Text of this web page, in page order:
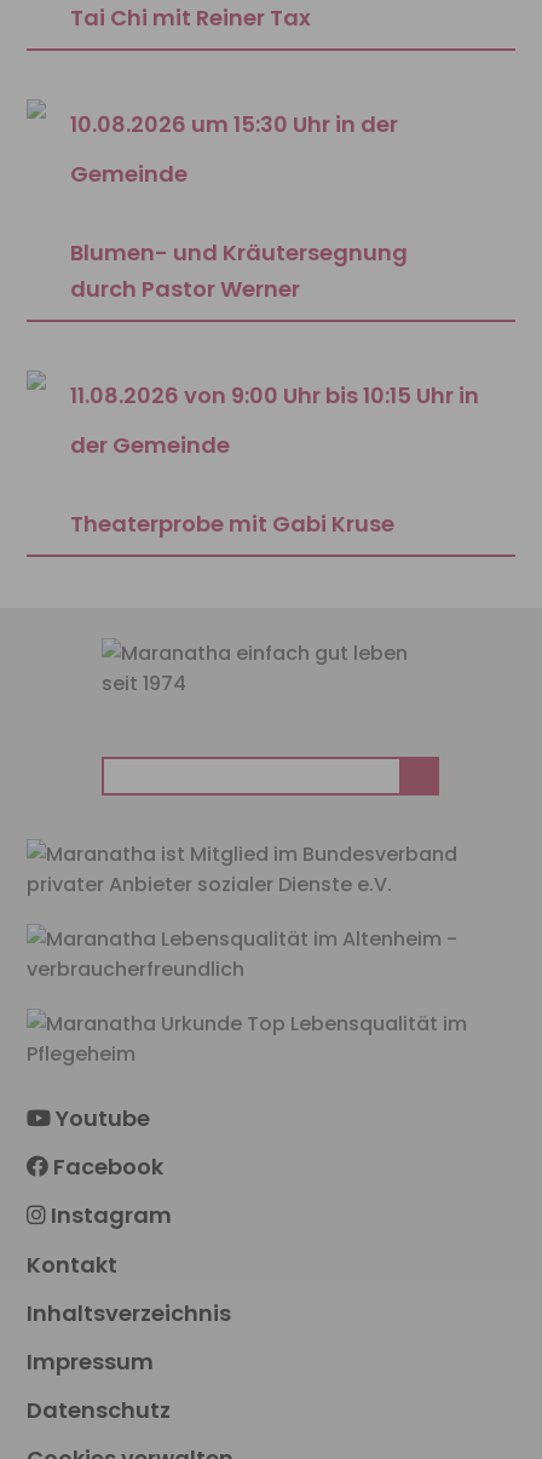
Tai Chi mit Reiner Tax
10.08.2026 um 15:30 Uhr in der
Gemeinde
Blumen- und Kräutersegnung
durch Pastor Werner
11.08.2026 von 9:00 Uhr bis 10:15 Uhr in
der Gemeinde
Theaterprobe mit Gabi Kruse
nach:
Youtube
Facebook
Instagram
Kontakt
Inhaltsverzeichnis
Impressum
Datenschutz